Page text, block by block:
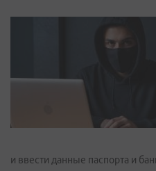
и ввести данные паспорта и